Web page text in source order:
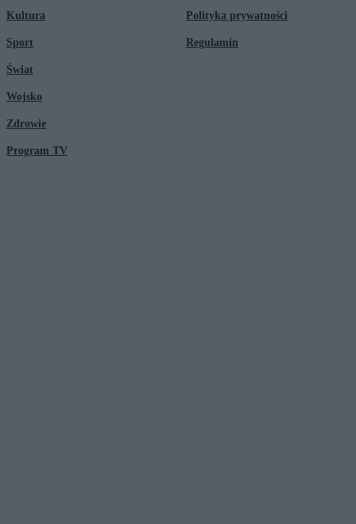
Kultura
Sport
Świat
Wojsko
Zdrowie
Program TV
Polityka prywatności
Regulamin